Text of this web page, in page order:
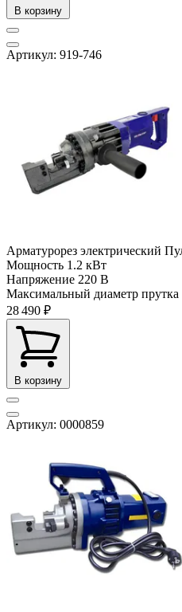
В корзину
Артикул: 919-746
Арматурорез электрический
Мощность 1.2 кВт
Напряжение 220 В
Максимальный диаметр прутка
28 490 ₽
В корзину
Артикул: 0000859